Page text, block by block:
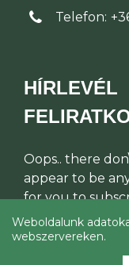
Telefon:
HÍRLEVÉL
Oops.. there
appear to be
for you to
Weboldalunk
webszervereken.